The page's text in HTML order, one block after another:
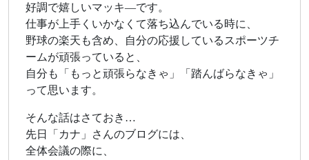
好調で嬉しいマッキ―です。
仕事が上手くいかなくて落ち込んでいる時に、
野球の楽天も含め、自分の応援しているスポーツチ
ームが頑張っていると、
自分も「もっと頑張らなきゃ」「踏んばらなきゃ」
って思います。
そんな話はさておき…
先日「カナ」さんのブログには、
全体会議の際に、